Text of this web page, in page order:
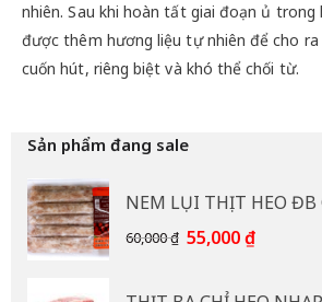
nhiên. Sau khi hoàn tất giai đoạn ủ trong
được thêm hương liệu tự nhiên để cho
cuốn hút, riêng biệt và khó thể chối từ.
Sản phẩm đang sale
NEM LỤI THỊT HEO ĐB
60,000₫ Giá
55,000₫Giá